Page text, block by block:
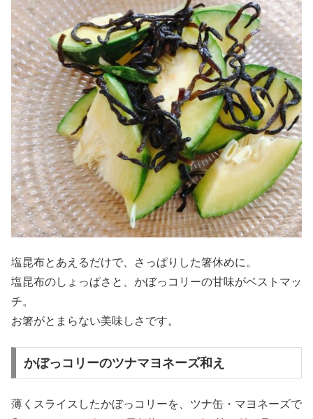
塩昆布とあえるだけで、さっぱりした箸休めに。
塩昆布のしょっぱさと、かぼっコリーの甘味がベストマッ
チ。
お箸がとまらない美味しさです。
かぼっコリーのツナマヨネーズ和え
薄くスライスしたかぼっコリーを、ツナ缶・マヨネーズで